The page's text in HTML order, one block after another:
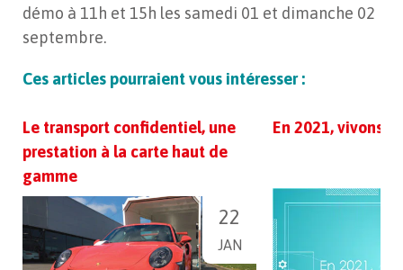
démo à 11h et 15h les samedi 01 et dimanche 02
septembre.
Ces articles pourraient vous intéresser :
Le transport confidentiel, une
prestation à la carte haut de
gamme
22
JAN
En 2021, vivons !